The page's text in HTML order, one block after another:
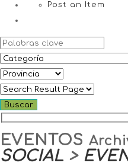
Post an Item
EVENTOS
SOCIAL >